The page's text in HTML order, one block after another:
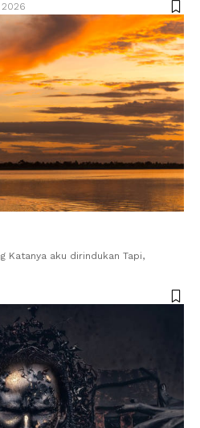
2026
‎Katanya aku dirindukan ‎Tapi,